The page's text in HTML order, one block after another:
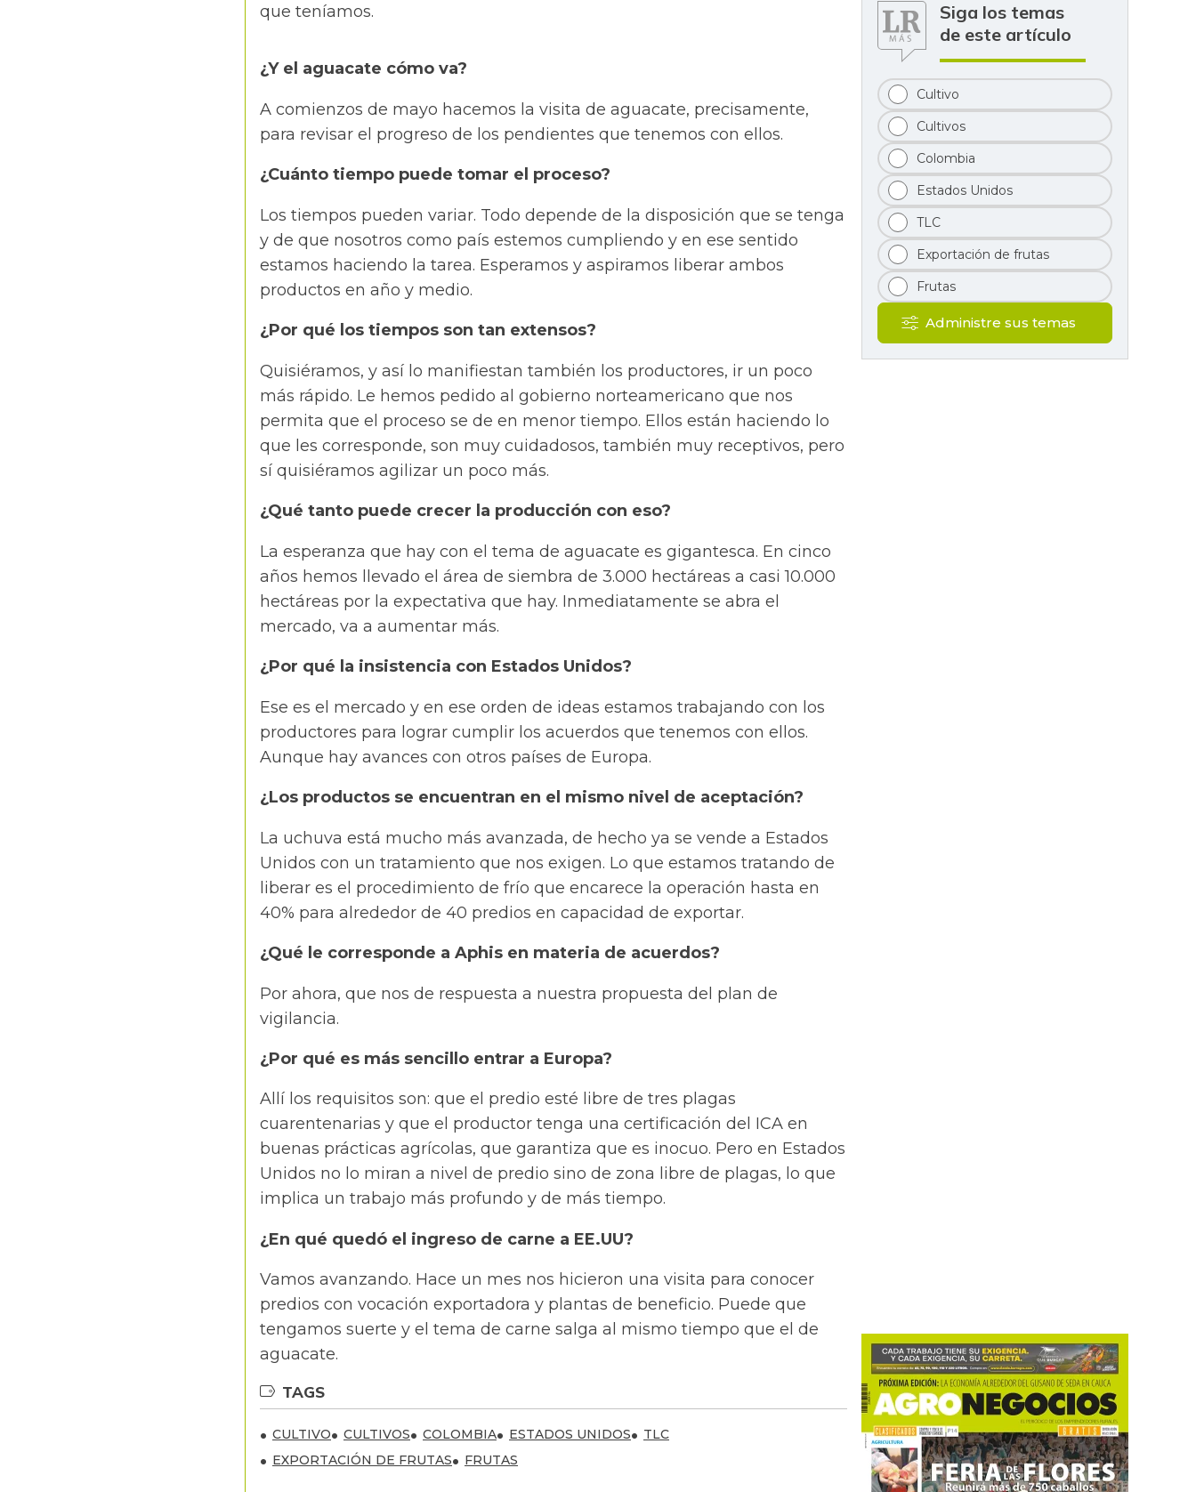
que teníamos.
¿Y el aguacate cómo va?
A comienzos de mayo hacemos la visita de aguacate, precisamente,
para revisar el progreso de los pendientes que tenemos con ellos.
¿Cuánto tiempo puede tomar el proceso?
Los tiempos pueden variar. Todo depende de la disposición que se tenga
y de que nosotros como país estemos cumpliendo y en ese sentido
estamos haciendo la tarea. Esperamos y aspiramos liberar ambos
productos en año y medio.
¿Por qué los tiempos son tan extensos?
Quisiéramos, y así lo manifiestan también los productores, ir un poco
más rápido. Le hemos pedido al gobierno norteamericano que nos
permita que el proceso se de en menor tiempo. Ellos están haciendo lo
que les corresponde, son muy cuidadosos, también muy receptivos, pero
sí quisiéramos agilizar un poco más.
¿Qué tanto puede crecer la producción con eso?
La esperanza que hay con el tema de aguacate es gigantesca. En cinco
años hemos llevado el área de siembra de 3.000 hectáreas a casi 10.000
hectáreas por la expectativa que hay. Inmediatamente se abra el
mercado, va a aumentar más.
¿Por qué la insistencia con Estados Unidos?
Ese es el mercado y en ese orden de ideas estamos trabajando con los
productores para lograr cumplir los acuerdos que tenemos con ellos.
Aunque hay avances con otros países de Europa.
¿Los productos se encuentran en el mismo nivel de aceptación?
La uchuva está mucho más avanzada, de hecho ya se vende a Estados
Unidos con un tratamiento que nos exigen. Lo que estamos tratando de
liberar es el procedimiento de frío que encarece la operación hasta en
40% para alrededor de 40 predios en capacidad de exportar.
¿Qué le corresponde a Aphis en materia de acuerdos?
Por ahora, que nos de respuesta a nuestra propuesta del plan de
vigilancia.
¿Por qué es más sencillo entrar a Europa?
Allí los requisitos son: que el predio esté libre de tres plagas
cuarentenarias y que el productor tenga una certificación del ICA en
buenas prácticas agrícolas, que garantiza que es inocuo. Pero en Estados
Unidos no lo miran a nivel de predio sino de zona libre de plagas, lo que
implica un trabajo más profundo y de más tiempo.
¿En qué quedó el ingreso de carne a EE.UU?
Vamos avanzando. Hace un mes nos hicieron una visita para conocer
predios con vocación exportadora y plantas de beneficio. Puede que
tengamos suerte y el tema de carne salga al mismo tiempo que el de
aguacate.
TAGS
CULTIVO CULTIVOS COLOMBIA ESTADOS UNIDOS
TLC
EXPORTACIÓN DE FRUTAS
FRUTAS
Siga los temas
de este artículo
Cultivo
Cultivos
Colombia
Estados Unidos
TLC
Exportación de frutas
Frutas
Administre sus temas